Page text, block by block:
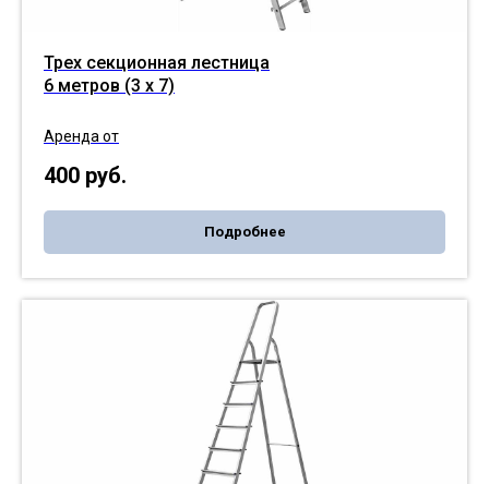
Трех секционная лестница
6 метров (3 х 7)
Аренда от
400 руб.
Подробнее